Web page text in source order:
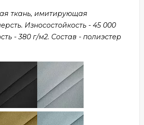
ткань, имитирующая
Износостойкость - 45 000
- 380 г/м2. Состав - полиэстер